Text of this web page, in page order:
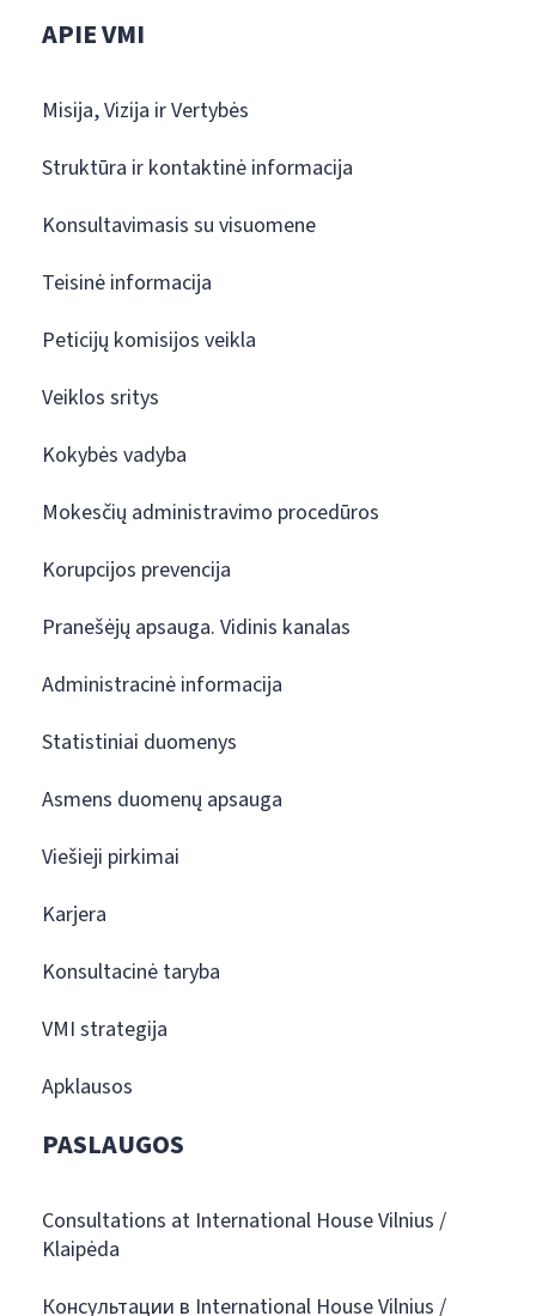
APIE VMI
Misija, Vizija ir Vertybės
Struktūra ir kontaktinė informacija
Konsultavimasis su visuomene
Teisinė informacija
Peticijų komisijos veikla
Veiklos sritys
Kokybės vadyba
Mokesčių administravimo procedūros
Korupcijos prevencija
Pranešėjų apsauga. Vidinis kanalas
Administracinė informacija
Statistiniai duomenys
Asmens duomenų apsauga
Viešieji pirkimai
Karjera
Konsultacinė taryba
VMI strategija
Apklausos
PASLAUGOS
Consultations at International House Vilnius /
Klaipėda
Консультации в International House Vilnius /